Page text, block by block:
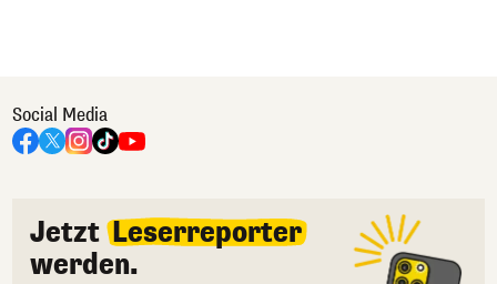
Social Media
Jetzt Leserreporter
werden.